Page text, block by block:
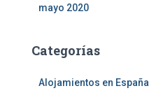
mayo 2020
Categorías
Alojamientos en España